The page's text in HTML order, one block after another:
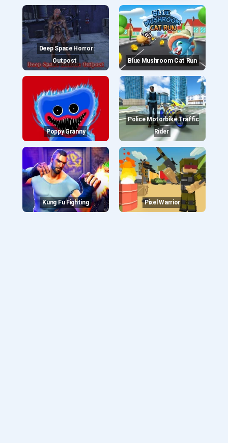
Deep Space Horror:
Outpost
Blue Mushroom Cat Run
Poppy Granny
Police Motorbike Traffic
Rider
Kung Fu Fighting Pixel Warrior